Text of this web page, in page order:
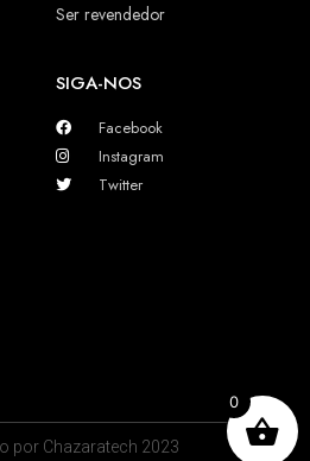
Ser revendedor
SIGA-NOS
Facebook
Instagram
Twitter
por Chazaratech 2023
0